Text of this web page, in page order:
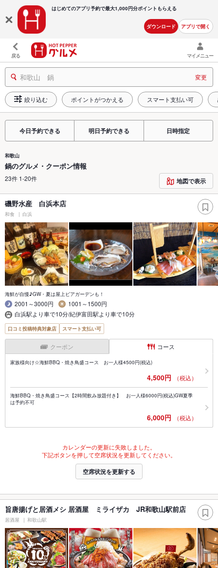
はじめてのアプリ予約で最大1,000円分ポイントもらえる
ダウンロード アプリで開く
戻る マイメニュー
和歌山 鍋 変更
絞り込む ポイントがつかえる スマート支払い可
今日予約できる 明日予約できる 日時指定
和歌山
鍋のグルメ・クーポン情報
23件 1-20件 地図で表示
磯野水産 白浜本店
和食 白浜
海鮮が自慢♪GW・夏は屋上ビアガーデンも！
2001～3000円
1001～1500円
白浜駅より車で10分/紀伊富田駅より車で10分
口コミ投稿特典対象店 スマート支払い可
クーポン コース
家族様向け☆海鮮BBQ・焼き鳥盛コース お一人様4500円(税込)
4,500円 （税込）
海鮮BBQ・焼き鳥盛コース【2時間飲み放題付き】 お一人様6000円(税込)GW夏季
は予約不可
6,000円 （税込）
カレンダーの更新に失敗しました。
下記ボタンを押して空席状況を更新してください。
空席状況を更新する
旨唐揚げと居酒メシ 居酒屋 ミライザカ JR和歌山駅前店
居酒屋 和歌山駅